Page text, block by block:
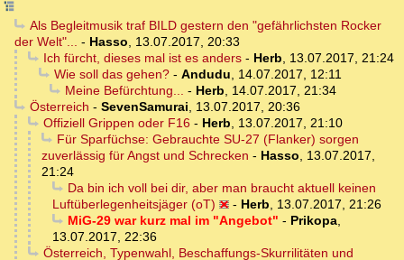
Als Begleitmusik traf BILD gestern den "gefährlichsten Rocker
der Welt"... - Hasso, 13.07.2017, 20:33
Ich fürcht, dieses mal ist es anders- Herb, 13.07.2017, 21:24
Wie soll das gehen?- Andudu, 14.07.2017, 12:11
Meine Befürchtung... - Herb, 14.07.2017, 21:34
Österreich - SevenSamurai, 13.07.2017, 20:36
Offiziell Grippen oder F16- Herb, 13.07.2017, 21:10
Für Sparfüchse: Gebrauchte SU-27 (Flanker) sorgen
zuverlässig für Angst und Schrecken - Hasso, 13.07.2017,
21:24
Da bin ich voll bei dir, aber man braucht aktuell keinen
Luftüberlegenheitsjäger (oT)
- Herb, 13.07.2017, 21:26
MiG-29 war kurz mal im "Angebot" - Prikopa,
13.07.2017, 22:36
Österreich, Typenwahl, Beschaffungs-Skurrilitäten und